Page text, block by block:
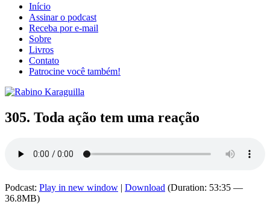
Início
Assinar o podcast
Receba por e-mail
Sobre
Livros
Contato
Patrocine você também!
305. Toda ação tem uma reação
Podcast: Play in new window | Download (Duration: 53:35 —
36.8MB)